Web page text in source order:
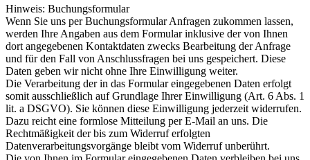
Hinweis: Buchungsformular
Wenn Sie uns per Buchungsformular Anfragen zukommen lassen,
werden Ihre Angaben aus dem Formular inklusive der von Ihnen
dort angegebenen Kontaktdaten zwecks Bearbeitung der Anfrage
und für den Fall von Anschlussfragen bei uns gespeichert. Diese
Daten geben wir nicht ohne Ihre Einwilligung weiter.
Die Verarbeitung der in das Formular eingegebenen Daten erfolgt
somit ausschließlich auf Grundlage Ihrer Einwilligung (Art. 6 Abs. 1
lit. a DSGVO). Sie können diese Einwilligung jederzeit widerrufen.
Dazu reicht eine formlose Mitteilung per E-Mail an uns. Die
Rechtmäßigkeit der bis zum Widerruf erfolgten
Datenverarbeitungsvorgänge bleibt vom Widerruf unberührt.